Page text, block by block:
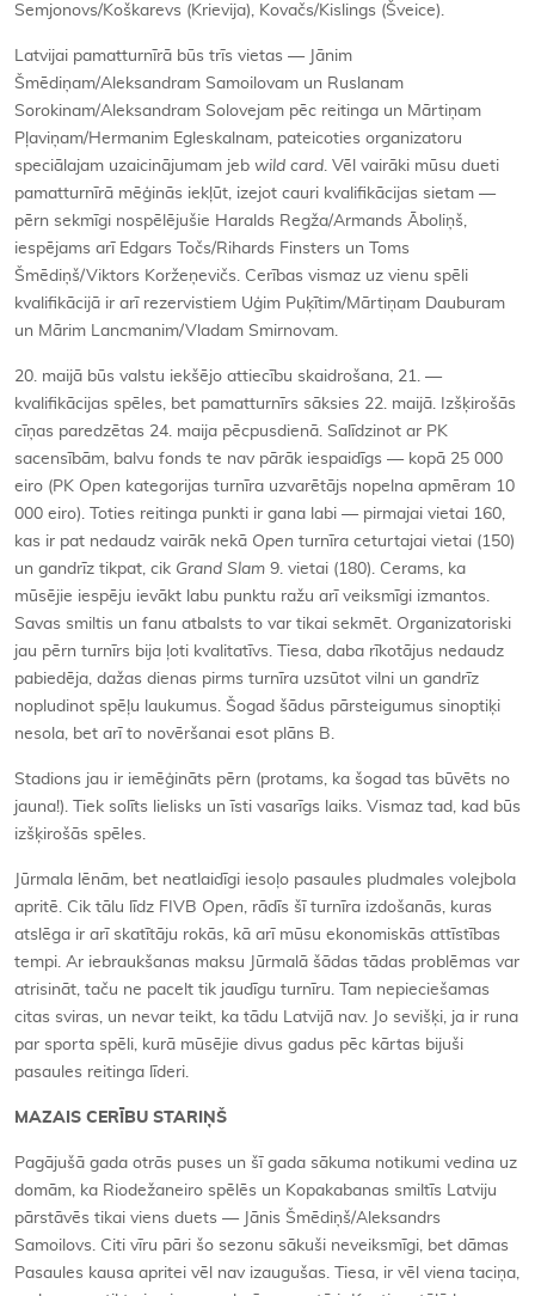
Semjonovs/Koškarevs (Krievija), Kovačs/Kislings (Šveice).
Latvijai pamatturnīrā būs trīs vietas — Jānim
Šmēdiņam/Aleksandram Samoilovam un Ruslanam
Sorokinam/Aleksandram Solovejam pēc reitinga un Mārtiņam
Pļaviņam/Hermanim Egleskalnam, pateicoties organizatoru
speciālajam uzaicinājumam jeb wild card. Vēl vairāki mūsu dueti
pamatturnīrā mēģinās iekļūt, izejot cauri kvalifikācijas sietam —
pērn sekmīgi nospēlējušie Haralds Regža/Armands Āboliņš,
iespējams arī Edgars Točs/Rihards Finsters un Toms
Šmēdiņš/Viktors Koržeņevičs. Cerības vismaz uz vienu spēli
kvalifikācijā ir arī rezervistiem Uģim Puķītim/Mārtiņam Dauburam
un Mārim Lancmanim/Vladam Smirnovam.
20. maijā būs valstu iekšējo attiecību skaidrošana, 21. —
kvalifikācijas spēles, bet pamatturnīrs sāksies 22. maijā. Izšķirošās
cīņas paredzētas 24. maija pēcpusdienā. Salīdzinot ar PK
sacensībām, balvu fonds te nav pārāk iespaidīgs — kopā 25 000
eiro (PK Open kategorijas turnīra uzvarētājs nopelna apmēram 10
000 eiro). Toties reitinga punkti ir gana labi — pirmajai vietai 160,
kas ir pat nedaudz vairāk nekā Open turnīra ceturtajai vietai (150)
un gandrīz tikpat, cik Grand Slam 9. vietai (180). Cerams, ka
mūsējie iespēju ievākt labu punktu ražu arī veiksmīgi izmantos.
Savas smiltis un fanu atbalsts to var tikai sekmēt. Organizatoriski
jau pērn turnīrs bija ļoti kvalitatīvs. Tiesa, daba rīkotājus nedaudz
pabiedēja, dažas dienas pirms turnīra uzsūtot vilni un gandrīz
nopludinot spēļu laukumus. Šogad šādus pārsteigumus sinoptiķi
nesola, bet arī to novēršanai esot plāns B.
Stadions jau ir iemēģināts pērn (protams, ka šogad tas būvēts no
jauna!). Tiek solīts lielisks un īsti vasarīgs laiks. Vismaz tad, kad būs
izšķirošās spēles.
Jūrmala lēnām, bet neatlaidīgi iesoļo pasaules pludmales volejbola
apritē. Cik tālu līdz FIVB Open, rādīs šī turnīra izdošanās, kuras
atslēga ir arī skatītāju rokās, kā arī mūsu ekonomiskās attīstības
tempi. Ar iebraukšanas maksu Jūrmalā šādas tādas problēmas var
atrisināt, taču ne pacelt tik jaudīgu turnīru. Tam nepieciešamas
citas sviras, un nevar teikt, ka tādu Latvijā nav. Jo sevišķi, ja ir runa
par sporta spēli, kurā mūsējie divus gadus pēc kārtas bijuši
pasaules reitinga līderi.
MAZAIS CERĪBU STARIŅŠ
Pagājušā gada otrās puses un šī gada sākuma notikumi vedina uz
domām, ka Riodežaneiro spēlēs un Kopakabanas smiltīs Latviju
pārstāvēs tikai viens duets — Jānis Šmēdiņš/Aleksandrs
Samoilovs. Citi vīru pāri šo sezonu sākuši neveiksmīgi, bet dāmas
Pasaules kausa apritei vēl nav izaugušas. Tiesa, ir vēl viena taciņa,